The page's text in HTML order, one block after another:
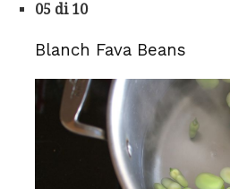
05 di 10
Blanch Fava Beans